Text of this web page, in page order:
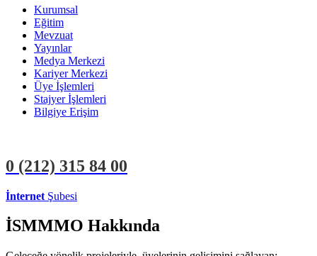
Kurumsal
Eğitim
Mevzuat
Yayınlar
Medya Merkezi
Kariyer Merkezi
Üye İşlemleri
Stajyer İşlemleri
Bilgiye Erişim
0 (212) 315 84 00
İnternet Şubesi
İSMMMO Hakkında